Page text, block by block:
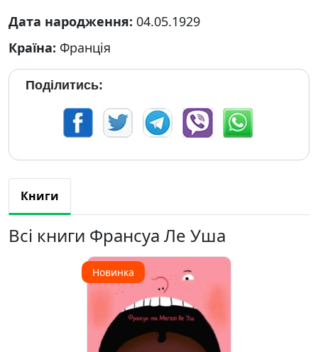
Дата народження: 04.05.1929
Країна: Франція
Поділитись:
Книги
Всі книги Франсуа Ле Уша
Новинка